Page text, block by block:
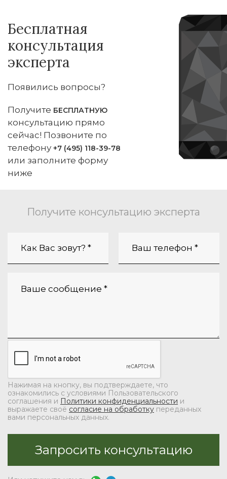
Бесплатная
консультация
эксперта
Появились вопросы?
Получите БЕСПЛАТНУЮ
консультацию прямо
сейчас! Позвоните по
телефону +7 (495) 118-39-78
или заполните форму
ниже
Получите консультацию эксперта
Нажимая на кнопку, вы подтверждаете, что
ознакомились с условиями Пользовательского
соглашения и Политики конфиденциальности и
выражаете своё согласие на обработкупереданных
вами персональных данных.